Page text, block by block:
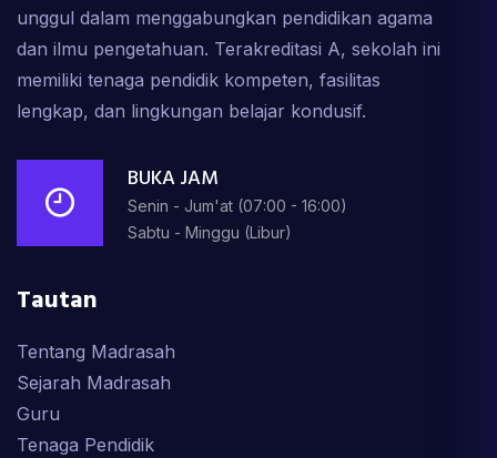
unggul dalam menggabungkan pendidikan agama
dan ilmu pengetahuan. Terakreditasi A, sekolah ini
memiliki tenaga pendidik kompeten, fasilitas
lengkap, dan lingkungan belajar kondusif.
BUKA JAM
Senin - Jum'at (07:00 - 16:00)
Sabtu - Minggu (Libur)
Tautan
Tentang Madrasah
Sejarah Madrasah
Guru
Tenaga Pendidik